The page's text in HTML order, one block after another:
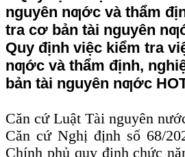
Quy định việc kiểm tra
nƣớc và thẩm định,
bản tài nguyên nƣớc
Căn cứ Luật Tài nguyên
Căn cứ Nghị định số 68/
Chính phủ quy định chức